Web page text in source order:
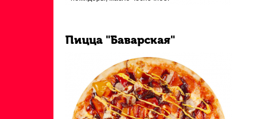
Пицца "Баварская"